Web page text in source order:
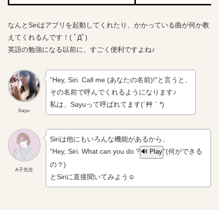
なんとSiriはアプリを起動してくれたり、かかっている曲が何か教
えてくれるんです！( ﾟДﾟ)
英語の勉強になる以前に、すごく便利ですよね♪
Sayu
”Hey, Siri. Call me (あなたの名前)!”と言うと、
その名前で呼んでくれるようになります♪
私は、Sayuって呼ばれてます(´艸｀*)
A子先生
Siriは他にもいろんな機能があるから、
”Hey, Siri. What can you do ? 🔊 Play“(何ができる
の？)
とSiriに直接聞いてみよう☺